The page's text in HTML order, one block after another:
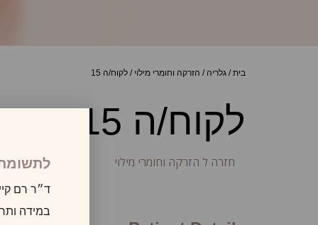
בית/ גלריה / הזרקה וחומרי מילוי / לקוח/ה 15
לקוח/ה 15
חזרה ל הזרקה וחומרי מילוי
ד״ר רם
במידה